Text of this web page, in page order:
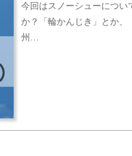
今回はスノーシューについ
か？「輪かんじき」とか、
州…